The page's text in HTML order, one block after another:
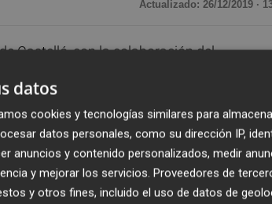
Actualizado: 26/12/2019 ·
Castelló, con la colaboración del
de los certificados a las mujeres de la
básica para mujeres
han participado la concejala de
del área social de la Fundación
l’Alcalatén,Lucía Romaní.
datos
cookies y tecnologías similares para
datos personales, como su dirección IP,
anuncios y contenido personalizados, medir
y mejorar los servicios. Proveedores de
y otros fines, incluido el uso de datos de